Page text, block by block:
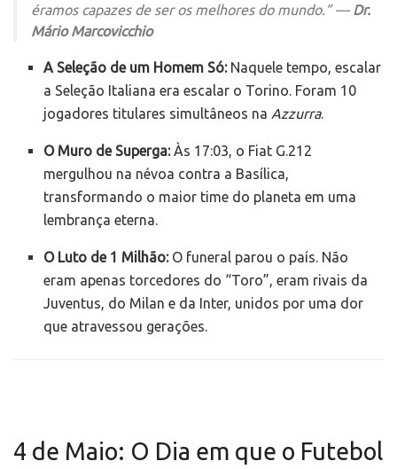
éramos capazes de ser os melhores do mundo.” — Dr.
Mário Marcovicchio
A Seleção de um Homem Só:Naquele tempo, escalar
a Seleção Italiana era escalar o Torino. Foram 10
jogadores titulares simultâneos na Azzurra.
O Muro de Superga:Às 17:03, o Fiat G.212
mergulhou na névoa contra a Basílica,
transformando o maior time do planeta em uma
lembrança eterna.
O Luto de 1 Milhão:O funeral parou o país. Não
eram apenas torcedores do “Toro”, eram rivais da
Juventus, do Milan e da Inter, unidos por uma dor
que atravessou gerações.
4 de Maio: O Dia em que o Futebol